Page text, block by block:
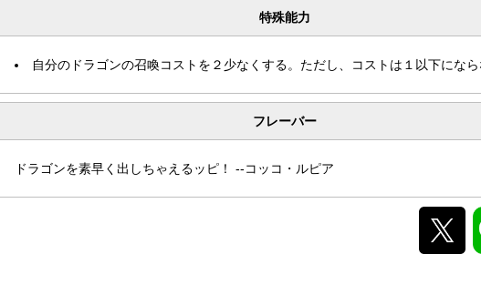
特殊能力
自分のドラゴンの召喚コストを２少なくする。ただし、コストは１以下になら
フレーバー
ドラゴンを素早く出しちゃえるッピ！ --コッコ・ルピア